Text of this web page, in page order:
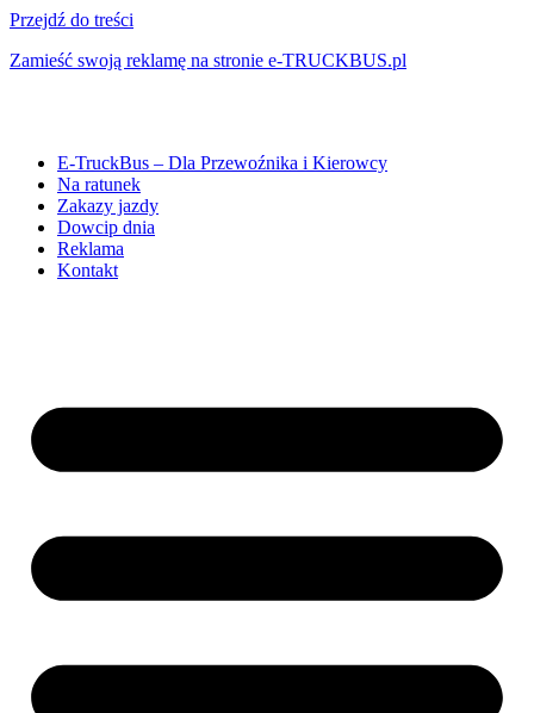
Przejdź do treści
Zamieść swoją reklamę na stronie e-TRUCKBUS.pl
E-TruckBus – Dla Przewoźnika i Kierowcy
Na ratunek
Zakazy jazdy
Dowcip dnia
Reklama
Kontakt